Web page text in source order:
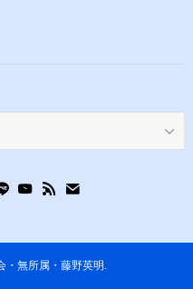
・無所属・藤野英明.